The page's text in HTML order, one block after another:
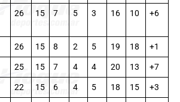
26 15 7 5 3 16 10 +6
26 15 8 2 5 19 18
+1
25 15 7 4 4 20 13
+7
22 15 6 4 5 18 15
+3